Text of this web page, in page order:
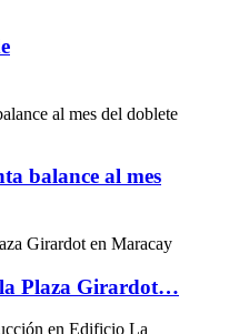
balance al mes
Plaza Girardot…